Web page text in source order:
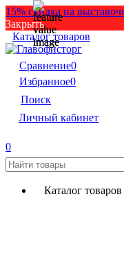
15% скидка на
Закрыть
Каталог товаров
Сравнение0
Избранное0
Поиск
Личный кабинет
0
Каталог товаров